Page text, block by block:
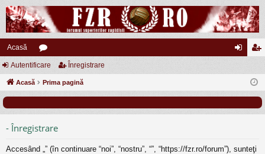
Acasă
or
u eg
Autentificare Înregistrare
Acasă Prima pagină
- Înregistrare
Accesând „” (în continuare “noi”, “nostru”, “”, “https://fzr.ro/forum”), sunteţi